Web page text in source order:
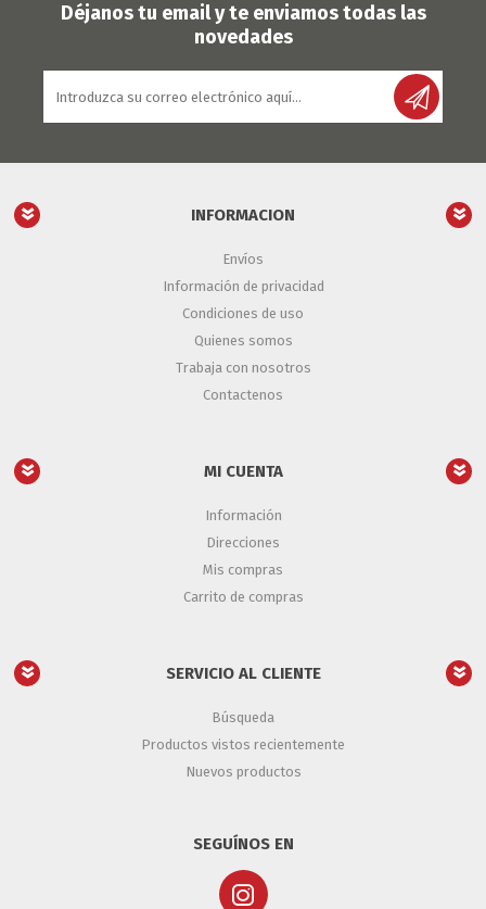
Déjanos tu email y te enviamos todas las
novedades
INFORMACION
Envíos
Información de privacidad
Condiciones de uso
Quienes somos
Trabaja con nosotros
Contactenos
MI CUENTA
Información
Direcciones
Mis compras
Carrito de compras
SERVICIO AL CLIENTE
Búsqueda
Productos vistos recientemente
Nuevos productos
SEGUÍNOS EN